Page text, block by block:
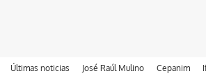
Últimas noticias José Raúl Mulino Cepanim